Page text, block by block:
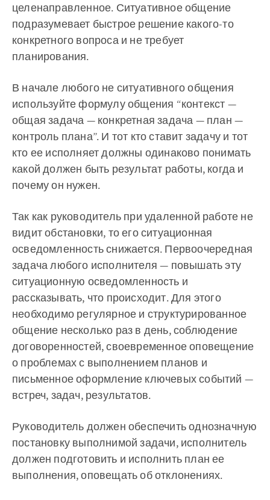
целенаправленное. Ситуативное общение
подразумевает быстрое решение какого-то
конкретного вопроса и не требует
планирования.
В начале любого не ситуативного общения
используйте формулу общения “контекст —
общая задача — конкретная задача — план —
контроль плана”. И тот кто ставит задачу и тот
кто ее исполняет должны одинаково понимать
какой должен быть результат работы, когда и
почему он нужен.
Так как руководитель при удаленной работе не
видит обстановки, то его ситуационная
осведомленность снижается. Первоочередная
задача любого исполнителя — повышать эту
ситуационную осведомленность и
рассказывать, что происходит. Для этого
необходимо регулярное и структурированное
общение несколько раз в день, соблюдение
договоренностей, своевременное оповещение
о проблемах с выполнением планов и
письменное оформление ключевых событий —
встреч, задач, результатов.
Руководитель должен обеспечить однозначную
постановку выполнимой задачи, исполнитель
должен подготовить и исполнить план ее
выполнения, оповещать об отклонениях.